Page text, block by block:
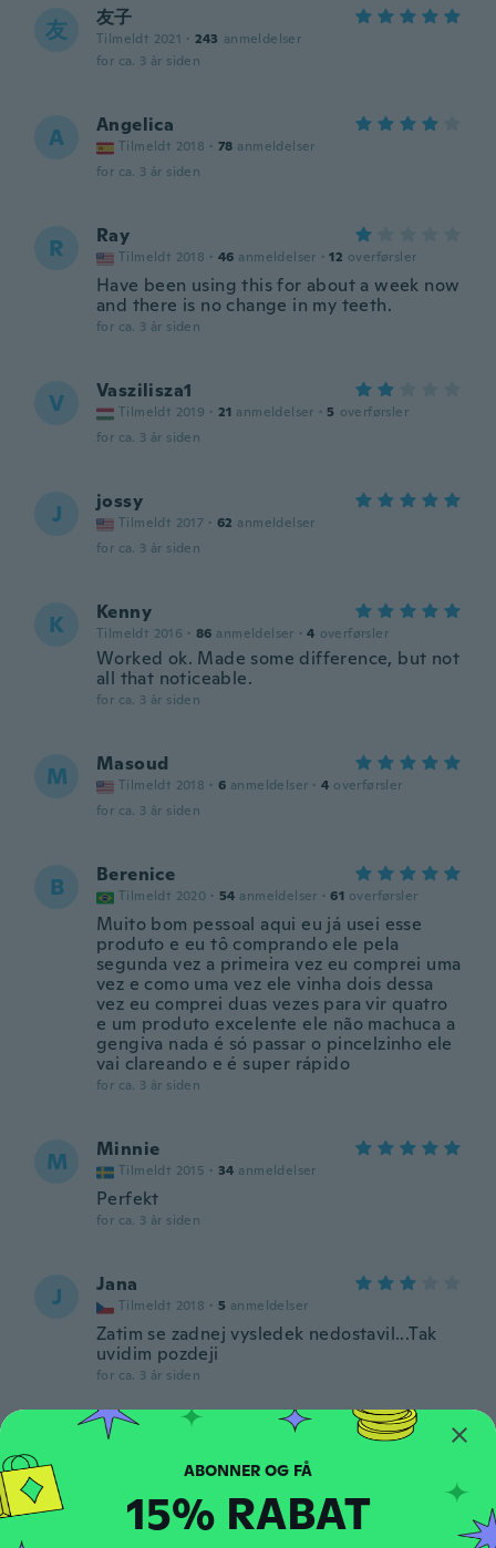
友 友子
Tilmeldt 2021 · 243 anmeldelser
for ca. 3 år siden
A Angelica
Tilmeldt 2018 · 78 anmeldelser
for ca. 3 år siden
R Ray
Tilmeldt 2018 · 46 anmeldelser · 12 overførsler
Have been using this for about a week now
and there is no change in my teeth.
for ca. 3 år siden
V Vaszilisza1
Tilmeldt 2019 · 21 anmeldelser · 5 overførsler
for ca. 3 år siden
J jossy
Tilmeldt 2017 · 62 anmeldelser
for ca. 3 år siden
K Kenny
Tilmeldt 2016 · 86 anmeldelser · 4 overførsler
Worked ok. Made some difference, but not
all that noticeable.
for ca. 3 år siden
M Masoud
Tilmeldt 2018 · 6 anmeldelser · 4 overførsler
for ca. 3 år siden
B Berenice
Tilmeldt 2020 · 54 anmeldelser · 61 overførsler
Muito bom pessoal aqui eu já usei esse
produto e eu tô comprando ele pela
segunda vez a primeira vez eu comprei uma
vez e como uma vez ele vinha dois dessa
vez eu comprei duas vezes para vir quatro
e um produto excelente ele não machuca a
gengiva nada é só passar o pincelzinho ele
vai clareando e é super rápido
for ca. 3 år siden
M Minnie
Tilmeldt 2015 · 34 anmeldelser
Perfekt
for ca. 3 år siden
J Jana
Tilmeldt 2018 · 5 anmeldelser
Zatim se zadnej vysledek nedostavil...Tak
uvidim pozdeji
for ca. 3 år siden
Jessica
2
15% RABAT